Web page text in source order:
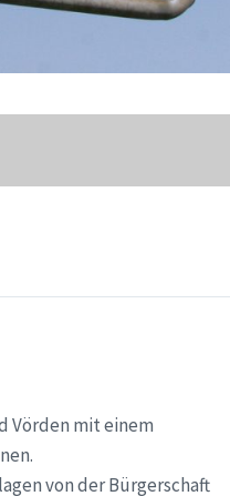
Vörden mit einem
von der Bürgerschaft